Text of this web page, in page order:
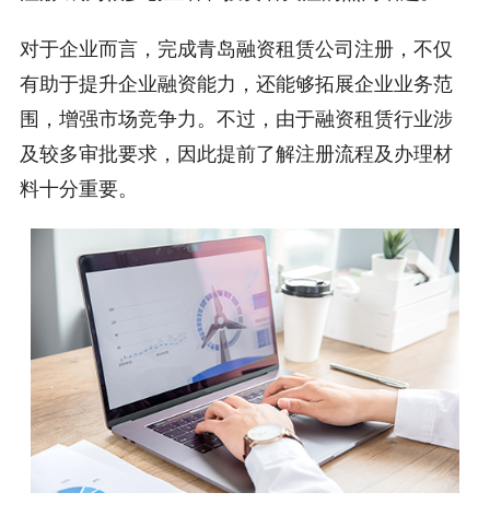
对于企业而言，完成青岛融资租赁公司注册，不仅
有助于提升企业融资能力，还能够拓展企业业务范
围，增强市场竞争力。不过，由于融资租赁行业涉
及较多审批要求，因此提前了解注册流程及办理材
料十分重要。